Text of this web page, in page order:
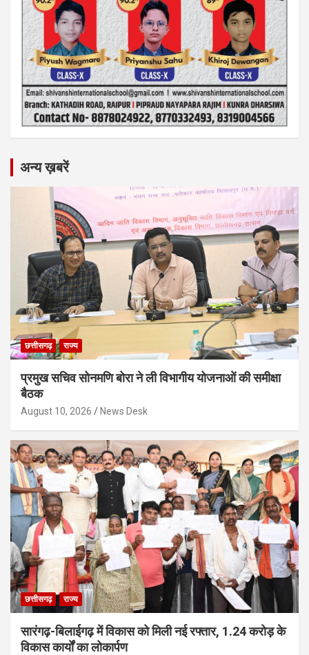
अन्य ख़बरें
छत्तीसगढ़ राज्य
प्रमुख सचिव सोनमणि बोरा ने ली विभागीय योजनाओं की समीक्षा
बैठक
August 10, 2026 News Desk
छत्तीसगढ़ राज्य
सारंगढ़-बिलाईगढ़ में विकास को मिली नई रफ्तार, 1.24 करोड़ के
विकास कार्यों का लोकार्पण